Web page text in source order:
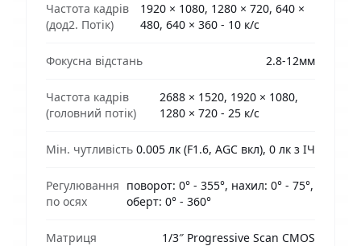
Частота кадрів
(дод2. Потік)
1920 × 1080, 1280 × 720, 640 ×
480, 640 × 360 - 10 к/с
Фокусна відстань 2.8-12мм
Частота кадрів
(головний потік)
2688 × 1520, 1920 × 1080,
1280 × 720 - 25 к/с
Мін. чутливість 0.005 лк (F1.6, AGC вкл), 0 лк з ІЧ
Регулювання
по осях
поворот: 0° - 355°, нахил: 0° - 75°,
оберт: 0° - 360°
Матриця 1/3″ Progressive Scan CMOS